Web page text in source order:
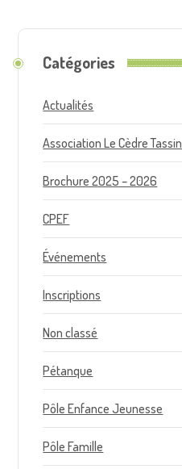
Catégories
Actualités
Association Le Cèdre Tassin
Brochure 2025 – 2026
CPEF
Événements
Inscriptions
Non classé
Pétanque
Pôle Enfance Jeunesse
Pôle Famille